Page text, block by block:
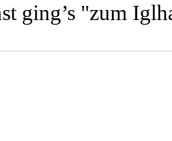
ging’s "zum